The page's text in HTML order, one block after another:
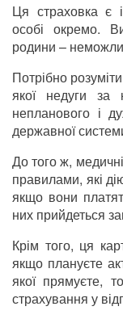
Ця страховка є
особі окремо.
родини –
Потрібно
якої недуги за
непланового і
державної
До того ж,
правилами, які
якщо вони
них прийдеться
Крім того, ця
якщо плануєте
якої прямуєте,
страхування у